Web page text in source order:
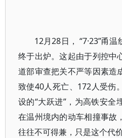
12月28日， “7·23”甬
终于出炉。这起由于列控中
道部审查把关不严等因素造
致使40人死亡、172人受伤
设的“大跃进”，为高铁安全
在温州境内的动车相撞事故
往往不可得兼，只是这个代